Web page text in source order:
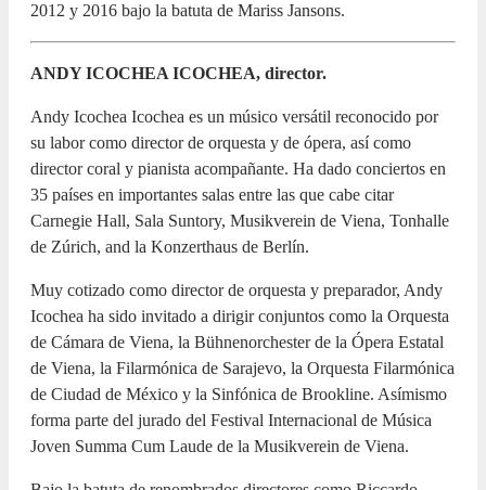
2012 y 2016 bajo la batuta de Mariss Jansons.
ANDY ICOCHEA ICOCHEA, director.
Andy Icochea Icochea es un músico versátil reconocido por
su labor como director de orquesta y de ópera, así como
director coral y pianista acompañante. Ha dado conciertos en
35 países en importantes salas entre las que cabe citar
Carnegie Hall, Sala Suntory, Musikverein de Viena, Tonhalle
de Zúrich, and la Konzerthaus de Berlín.
Muy cotizado como director de orquesta y preparador, Andy
Icochea ha sido invitado a dirigir conjuntos como la Orquesta
de Cámara de Viena, la Bühnenorchester de la Ópera Estatal
de Viena, la Filarmónica de Sarajevo, la Orquesta Filarmónica
de Ciudad de México y la Sinfónica de Brookline. Asímismo
forma parte del jurado del Festival Internacional de Música
Joven Summa Cum Laude de la Musikverein de Viena.